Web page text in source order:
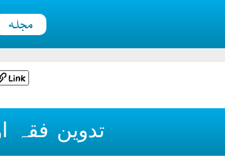
مجلہ
تدوین فقہ